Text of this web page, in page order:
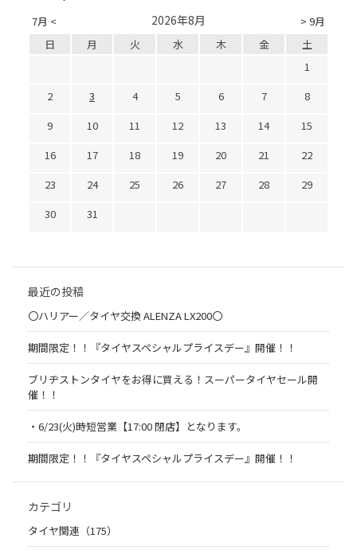
7月 < > 9月
2026年8月
日 月 火 水 木 金
土
1
2
3 4 5 6 7
8
9
10 11 12 13 14
15
16
17 18 19 20 21
22
23
24 25 26 27 28
29
30
31
最近の投稿
〇ハリアー／タイヤ交換 ALENZA LX200〇
期間限定！！『タイヤスペシャルプライスデー』開催！！
ブリヂストンタイヤをお得に買える！スーパータイヤセール開
催！！
・6/23(火)時短営業【17:00 閉店】となります。
期間限定！！『タイヤスペシャルプライスデー』開催！！
カテゴリ
タイヤ関連（175）